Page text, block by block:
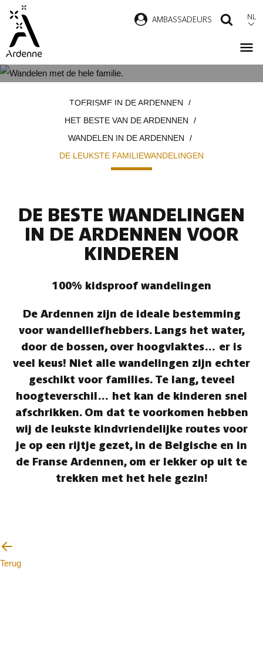
Overslaan
naar
inhoud
AMBASSADEURS NL
VOOR HET HELE GEZIN
TOERISME IN DE ARDENNEN
HET BESTE VAN DE ARDENNEN
WANDELEN IN DE ARDENNEN
DE LEUKSTE FAMILIEWANDELINGEN
DE BESTE WANDELINGEN
IN DE ARDENNEN VOOR
KINDEREN
100% kidsproof wandelingen
De Ardennen zijn de ideale bestemming
voor wandelliefhebbers. Langs het water,
door de bossen, over hoogvlaktes… er is
veel keus! Niet alle wandelingen zijn echter
geschikt voor families. Te lang, teveel
hoogteverschil… het kan de kinderen snel
afschrikken. Om dat te voorkomen hebben
wij de leukste kindvriendelijke routes voor
je op een rijtje gezet, in de Belgische en in
de Franse Ardennen, om er lekker op uit te
trekken met het hele gezin!
Terug